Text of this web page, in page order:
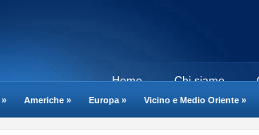
Chi siamo
Home
» Americhe » Europa » Vicino e Medio Oriente »